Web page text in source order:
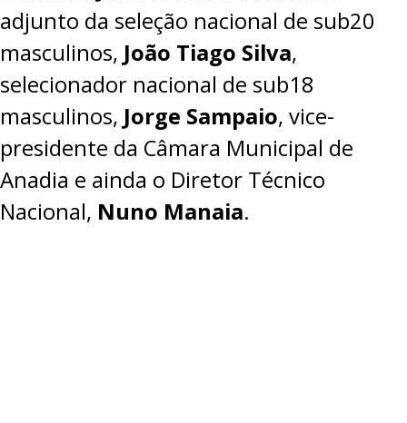
LIGA BETCLIC MASCULINA
LIGA BETCLIC FEMININA
adjunto da seleção nacional de sub20
masculinos, João Tiago Silva,
selecionador nacional de sub18
masculinos, Jorge Sampaio, vice-
presidente da Câmara Municipal de
Anadia e ainda o Diretor Técnico
Nacional, Nuno Manaia.